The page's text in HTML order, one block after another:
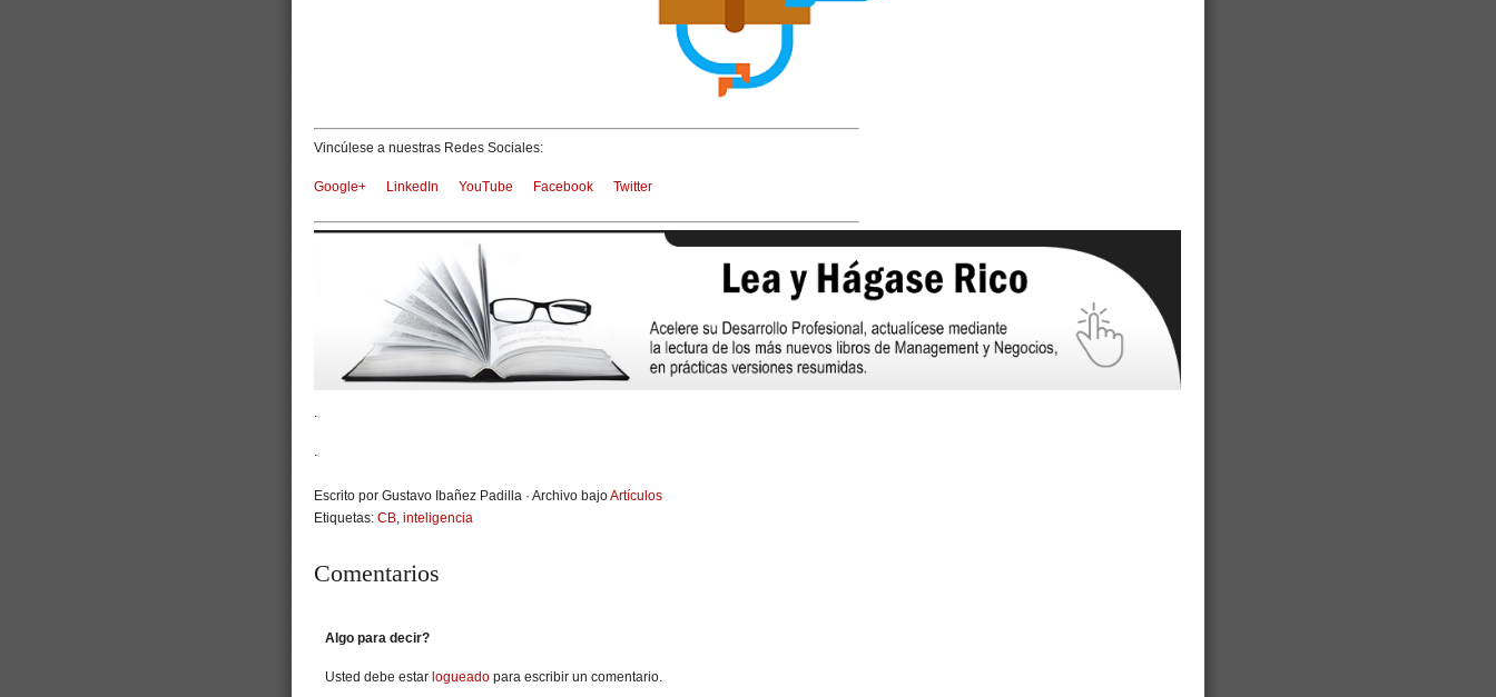
Vincúlese a nuestras Redes Sociales:
Google+ LinkedIn YouTube Facebook Twitter
.
.
Escrito por Gustavo Ibañez Padilla · Archivo bajoArtículos
Etiquetas: CB, inteligencia
Comentarios
Algo para decir?
Usted debe estar logueado para escribir un comentario.